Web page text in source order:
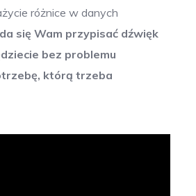
różnice w danych
się Wam przypisać dźwięk
bez problemu
którą trzeba